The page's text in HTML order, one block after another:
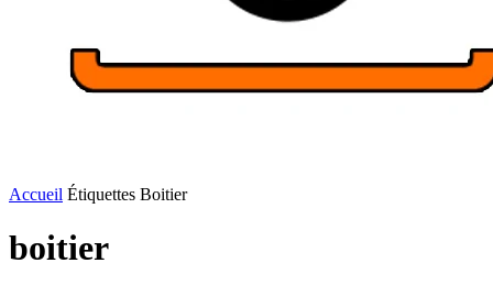
Accueil Étiquettes Boitier
boitier